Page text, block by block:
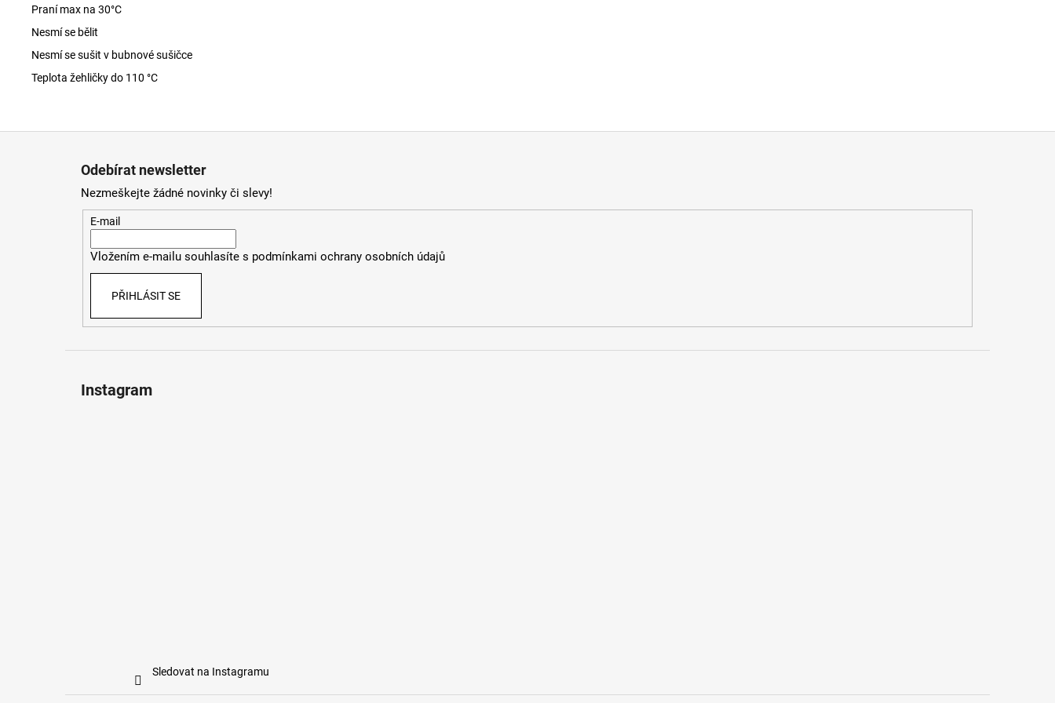
Praní max na 30°C
Nesmí se bělit
Nesmí se sušit v bubnové sušičce
Teplota žehličky do 110 °C
Odebírat newsletter
Nezmeškejte žádné novinky či slevy!
E-mail
Vložením e-mailu souhlasíte s podmínkami ochrany osobních údajů
PŘIHLÁSIT SE
Instagram
Sledovat na Instagramu